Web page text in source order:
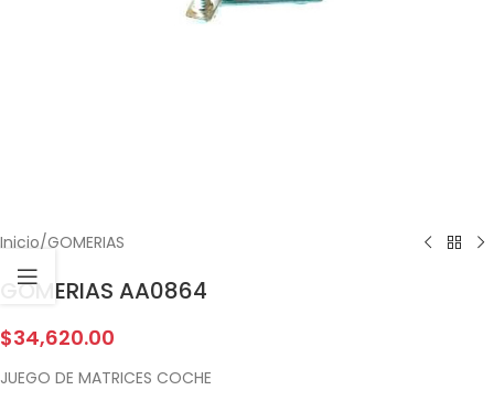
Inicio/GOMERIAS
GOMERIAS AA0864
$34,620.00
JUEGO DE MATRICES COCHE